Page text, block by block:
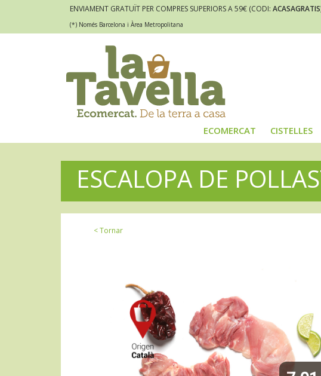
ENVIAMENT GRATUÏT PER COMPRES SUPERIORS A 59€ (CODI: ACASAGRATIS
(*) Només Barcelona i Àrea Metropolitana
ECOMERCAT CISTELLES
ESCALOPA DE
< Tornar